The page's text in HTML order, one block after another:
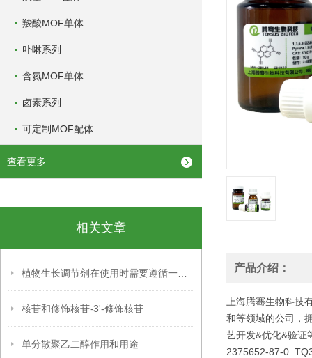
羧酸MOF单体
卟啉系列
含氮MOF单体
卤素系列
可定制MOF配体
查看更多
相关文章
核苷和修饰核苷-3'-修饰核苷
单分散聚乙二醇作用和用途
产品介绍：
上海腾骞生物科
和等领域的公司，
艺开发&优化&验证
2375652-87-0